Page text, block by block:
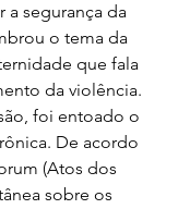
a segurança da
o tema da
que fala
da violência.
foi entoado o
De acordo
(Atos dos
sobre os